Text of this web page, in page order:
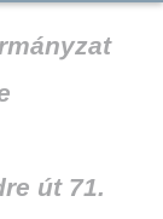
út 71.